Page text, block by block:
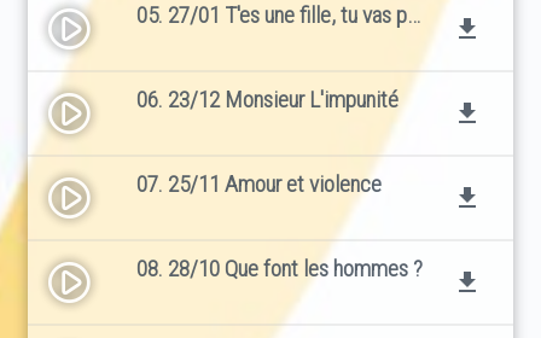
play_circle_filled 05. 27/01 T'es une fille, tu vas pas y arriver file_download
play_circle_filled 06. 23/12 Monsieur L'impunité file_download
play_circle_filled 07. 25/11 Amour et violence file_download
play_circle_filled 08. 28/10 Que font les hommes ? file_download